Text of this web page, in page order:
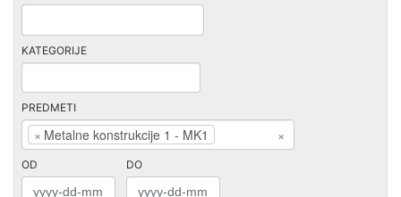
KATEGORIJE
PREDMETI
×
× Metalne konstrukcije 1 - MK1
OD DO